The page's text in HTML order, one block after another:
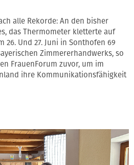
alle Rekorde: An den bisher
das Thermometer kletterte auf
26. Und 27. Juni in Sonthofen 69
Zimmererhandwerks, so
FrauenForum zuvor, um im
ihre Kommunikationsfähigkeit